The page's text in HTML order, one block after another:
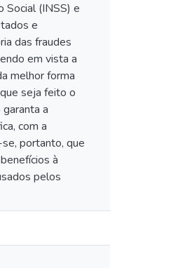
Social (INSS) e
e
das fraudes
em vista a
melhor forma
seja feito o
a
com a
portanto, que
à
pelos